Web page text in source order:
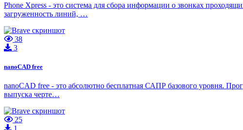
Phone Xpress - это система для сбора информации о звонках
загруженность линий, …
38
3
nanoCAD free
nanoCAD free - это абсолютно бесплатная САПР базового уровня.
выпуска черте…
25
1